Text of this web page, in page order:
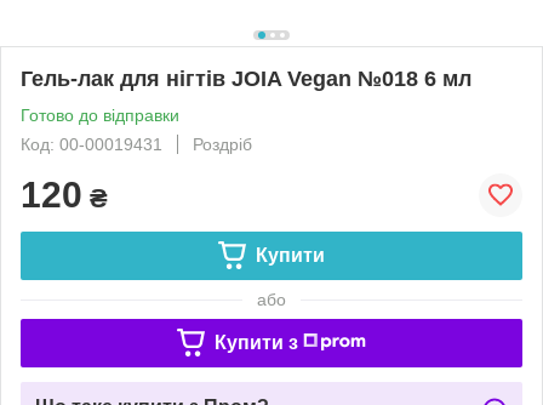
Гель-лак для нігтів JOIA Vegan №018 6 мл
Готово до відправки
Код: 00-00019431
Роздріб
120 ₴
Купити
або
Купити з